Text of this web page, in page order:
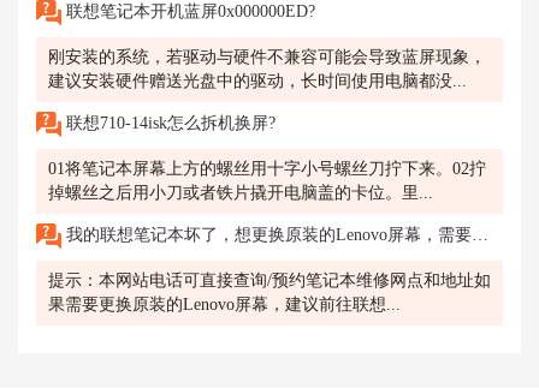
联想笔记本开机蓝屏0x000000ED?
刚安装的系统，若驱动与硬件不兼容可能会导致蓝屏现象，
建议安装硬件赠送光盘中的驱动，长时间使用电脑都没...
联想710-14isk怎么拆机换屏?
01将笔记本屏幕上方的螺丝用十字小号螺丝刀拧下来。02拧
掉螺丝之后用小刀或者铁片撬开电脑盖的卡位。里...
我的联想笔记本坏了，想更换原装的Lenovo屏幕，需要多少钱？在无锡应该去哪里修理呢？
提示：本网站电话可直接查询/预约笔记本维修网点和地址如
果需要更换原装的Lenovo屏幕，建议前往联想...